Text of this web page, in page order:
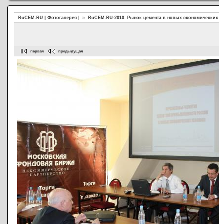
RuCEM.RU | Фотогалерея | RuCEM.RU-2010: Рынок цемента в новых
первая предыдущая